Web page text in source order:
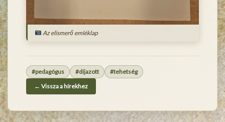
Az elismerő emléklap
#pedagógus #díjazott
#tehetség
← Vissza a hírekhez